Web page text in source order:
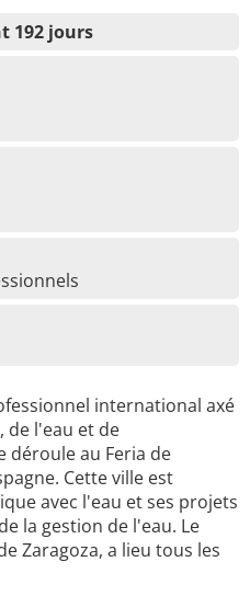
192 jours
international axé
l'eau et de
déroule au Feria de
Cette ville est
avec l'eau et ses projets
la gestion de l'eau. Le
Zaragoza, a lieu tous les